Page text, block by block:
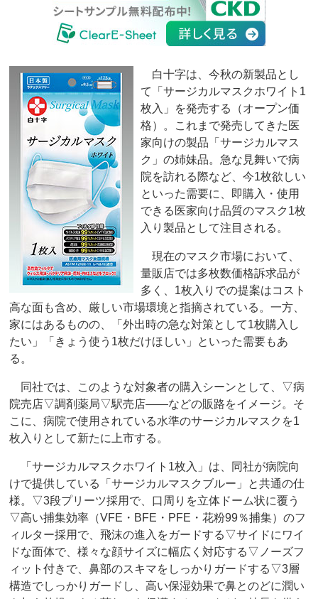
白十字は、今秋の新製品とし
て「サージカルマスクホワイト1
枚入」を発売する（オープン価
格）。これまで発売してきた医
家向けの製品「サージカルマス
ク」の姉妹品。急な見舞いで病
院を訪れる際など、今1枚欲しい
といった需要に、即購入・使用
できる医家向け品質のマスク1枚
入り製品として注目される。
現在のマスク市場において、
量販店では多枚数価格訴求品が
多く、1枚入りでの提案はコスト
高な面も含め、厳しい市場環境と指摘されている。一方、
家にはあるものの、「外出時の急な対策として1枚購入し
たい」「きょう使う1枚だけほしい」といった需要もあ
る。
同社では、このような対象者の購入シーンとして、▽病
院売店▽調剤薬局▽駅売店――などの販路をイメージ。そ
こに、病院で使用されている水準のサージカルマスクを1
枚入りとして新たに上市する。
「サージカルマスクホワイト1枚入」は、同社が病院向
けで提供している「サージカルマスクブルー」と共通の仕
様。▽3段プリーツ採用で、口周りを立体ドーム状に覆う
▽高い捕集効率（VFE・BFE・PFE・花粉99％捕集）のフ
ィルター採用で、飛沫の進入をガードする▽サイドにワイ
ドな面体で、様々な顔サイズに幅広く対応する▽ノーズフ
ィット付きで、鼻部のスキマをしっかりガードする▽3層
構造でしっかりガードし、高い保湿効果で鼻とのどに潤い